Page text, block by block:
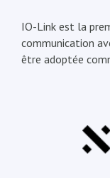
IO-Link est la
communication
être adoptée